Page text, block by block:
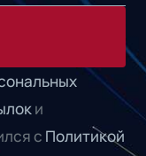
и
с Политикой